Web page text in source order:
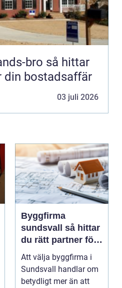
så hittar
din bostadsaffär
03 juli 2026
Byggfirma
sundsvall så hittar
du rätt partner för
ditt projekt
Att välja byggfirma i
Sundsvall handlar om
betydligt mer än att